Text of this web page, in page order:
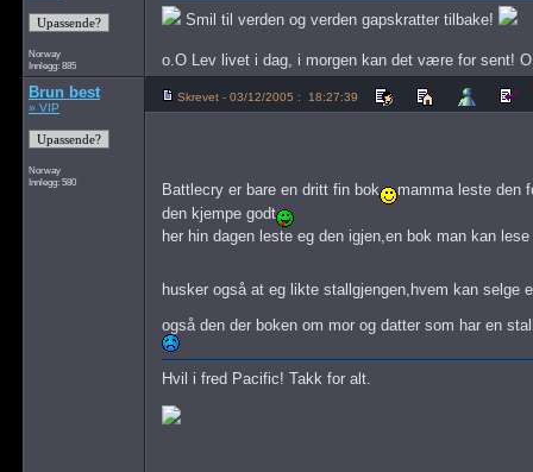
Norway
Innlegg: 885
Smil til verden og verden gapskratter tilbake!
o.O Lev livet i dag, i morgen kan det være for sent!
Brun best
» VIP
Norway
Innlegg: 580
Skrevet - 03/12/2005 : 18:27:39
Battlecry er bare en dritt fin bok
mamma leste den
den kjempe godt
her hin dagen leste eg den igjen,en bok man kan
husker også at eg likte stallgjengen,hvem kan selge
også den der boken om mor og datter som har en
Hvil i fred Pacific! Takk for alt.